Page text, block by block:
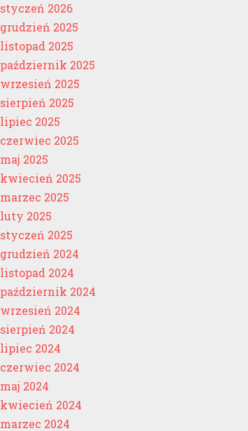
styczeń 2026
grudzień 2025
listopad 2025
październik 2025
wrzesień 2025
sierpień 2025
lipiec 2025
czerwiec 2025
maj 2025
kwiecień 2025
marzec 2025
luty 2025
styczeń 2025
grudzień 2024
listopad 2024
październik 2024
wrzesień 2024
sierpień 2024
lipiec 2024
czerwiec 2024
maj 2024
kwiecień 2024
marzec 2024